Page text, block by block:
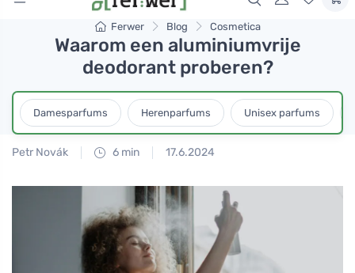
Ferwer Blog Cosmetica
Waarom een aluminiumvrije
deodorant proberen?
Damesparfums Herenparfums Unisex parfums
Petr Novák 6 min 17.6.2024